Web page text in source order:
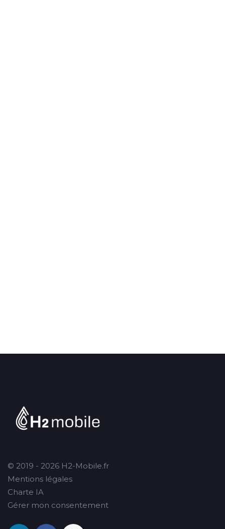
© 2019 - 2026 H2-Mobile.fr
Mentions légales
Charte IA
Gérer mon consentement